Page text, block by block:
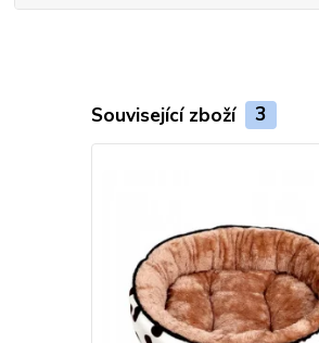
Související zboží 3